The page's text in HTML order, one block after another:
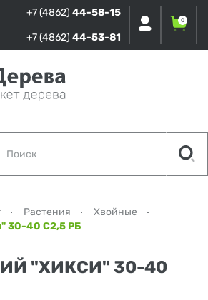
+7 (4862) 44-58-15
+7 (4862) 44-53-81
0
Растения
Хвойные
30-40 С2,5 РБ
"ХИКСИ" 30-40